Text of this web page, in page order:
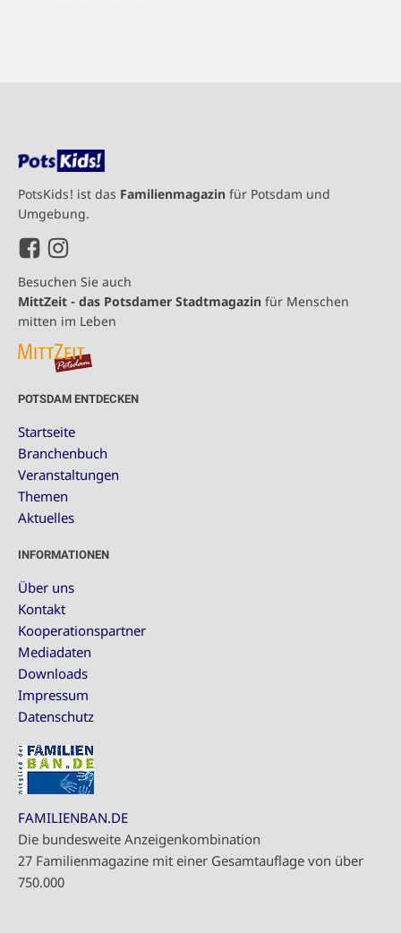
PotsKids! ist das Familienmagazin für Potsdam und
Umgebung.
Besuchen Sie auch
MittZeit - das Potsdamer Stadtmagazin für Menschen
mitten im Leben
POTSDAM ENTDECKEN
Startseite
Branchenbuch
Veranstaltungen
Themen
Aktuelles
INFORMATIONEN
Über uns
Kontakt
Kooperationspartner
Mediadaten
Downloads
Impressum
Datenschutz
FAMILIENBAN.DE
Die bundesweite Anzeigenkombination
27 Familienmagazine mit einer Gesamtauflage von über
750.000